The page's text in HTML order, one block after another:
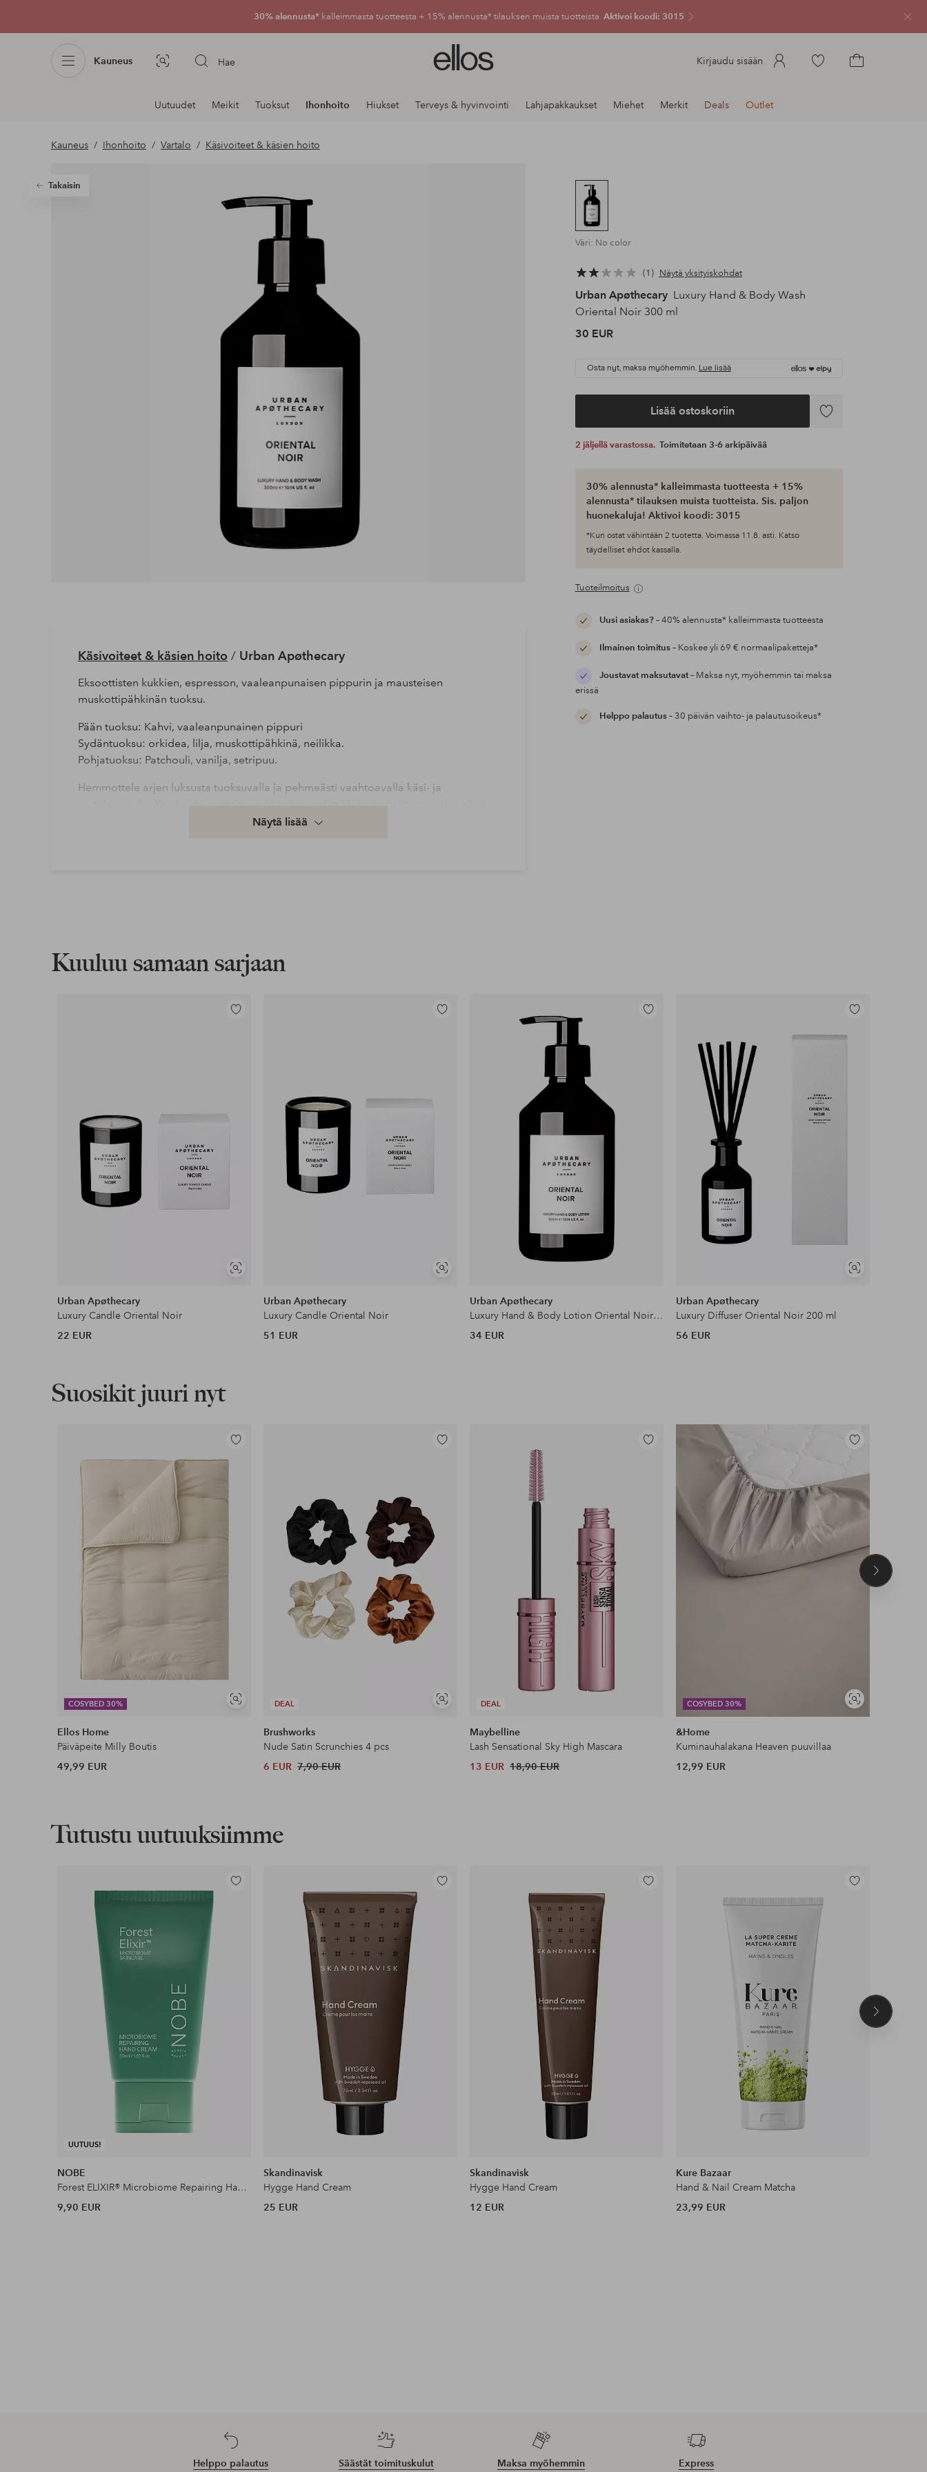
30% alennusta* kalleimmasta tuotteesta + 15% alennusta* tilauksen muista tuotteista. Aktivoi koodi: 3015 Sulje
Kauneus Kuvahaku Hae
Ellos-
logo
siirry
Kirjaudu sisään
Siirry
osastoilla
Uutuudet Meikit Tuoksut Ihonhoito Hiukset Terveys & hyvinvointi Lahjapakkaukset Miehet Merkit Deals Outlet
Kauneus Ihonhoito Vartalo Käsivoiteet & käsien hoito
Takaisin
Väri: No color
1 Näytä yksityiskohdat
Urban Apøthecary Luxury Hand & Body Wash
Oriental Noir 300 ml
30 EUR
Osta nyt, maksa myöhemmin. Lue lisää
Lisää ostoskoriin
Lisää
2 jäljellä varastossa. Toimitetaan 3-6 arkipäivää
30% alennusta* kalleimmasta tuotteesta + 15%
alennusta* tilauksen muista tuotteista. Sis. paljon
huonekaluja! Aktivoi koodi: 3015
*Kun ostat vähintään 2 tuotetta. Voimassa 11.8. asti. Katso
täydelliset ehdot kassalla.
Tuoteilmoitus
Uusi asiakas?– 40% alennusta* kalleimmasta tuotteesta
Ilmainen toimitus– Koskee yli 69 € normaalipaketteja*
Joustavat maksutavat– Maksa nyt, myöhemmin tai maksa
erissä
Helppo palautus– 30 päivän vaihto- ja palautusoikeus*
Käsivoiteet & käsien hoito / Urban Apøthecary
Eksoottisten kukkien, espresson, vaaleanpunaisen pippurin ja mausteisen
muskottipähkinän tuoksu.
Pään tuoksu: Kahvi, vaaleanpunainen pippuri
Sydäntuoksu: orkidea, lilja, muskottipähkinä, neilikka.
Pohjatuoksu: Patchouli, vanilja, setripuu.
Hemmottele arjen luksusta tuoksuvalla ja pehmeästi vaahtoavalla käsi- ja
Näytä lisää
Kuuluu samaan sarjaan
Näytä
Lisää
Urban Apøthecary
Luxury Candle Oriental Noir
22 EUR
Näytä
Lisää
Urban Apøthecary
Luxury Candle Oriental Noir
51 EUR
Lisää
Urban Apøthecary
Luxury Hand & Body Lotion Oriental Noir 300 ml
34 EUR
Näytä
Lisää
Urban Apøthecary
Luxury Diffuser Oriental Noir 200 ml
56 EUR
Suosikit juuri nyt
COSYBED 30%
Näytä
Lisää
suosikkeihin
Ellos Home
Päiväpeite Milly Boutis
49,99 EUR
DEAL
Näytä
Lisää
Brushworks
Nude Satin Scrunchies 4 pcs
6 EUR 7,90 EUR
DEAL
Lisää
Maybelline
Lash Sensational Sky High Mascara
13 EUR 18,90 EUR
COSYBED 30%
Näytä
samankaltaisia
Lisää
&Home
Kuminauhalakana Heaven puuvillaa
12,99 EUR
Seuraava
Tutustu uutuuksiimme
UUTUUS!
Lisää
NOBE
Forest ELIXIR® Microbiome Repairing Hand Cream 50 Ml
9,90 EUR
Lisää
Skandinavisk
Hygge Hand Cream
25 EUR
Lisää
Skandinavisk
Hygge Hand Cream
12 EUR
Lisää
Kure Bazaar
Hand & Nail Cream Matcha
23,99 EUR
Seuraava
Helppo palautus Säästät toimituskulut Maksa myöhemmin Express